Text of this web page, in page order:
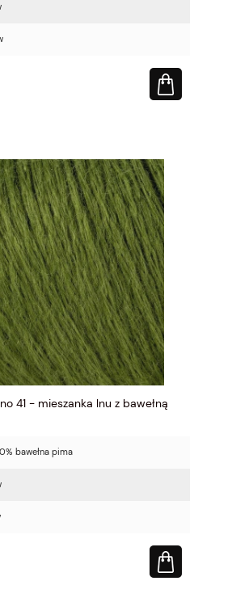
41 - mieszanka lnu z bawełną
bawełna pima